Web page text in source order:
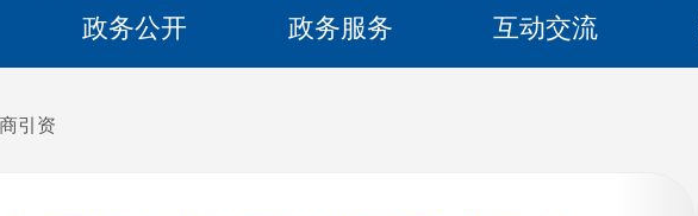
政务公开 政务服务 互动交流
引资